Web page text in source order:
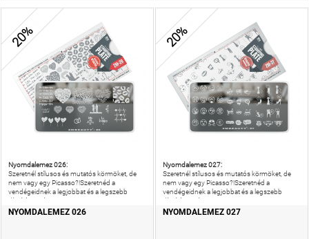
20%
Nyomdalemez 026:
Szeretnél stílusos és mutatós körmöket, de
nem vagy egy Picasso?!Szeretnéd a
vendégeidnek a legjobbat és a legszebb
díszítést nyújtani?!
NYOMDALEMEZ 026
20%
Nyomdalemez 027:
Szeretnél stílusos és mutatós körmöket, de
nem vagy egy Picasso?!Szeretnéd a
vendégeidnek a legjobbat és a legszebb
díszítést nyújtani?!
NYOMDALEMEZ 027